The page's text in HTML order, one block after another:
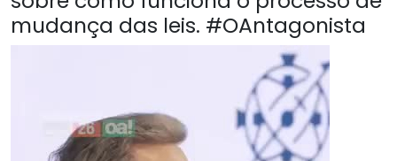
mudança das leis. #OAntagonista